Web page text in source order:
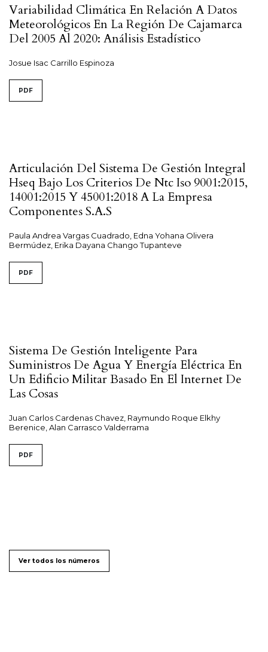
Variabilidad Climática En Relación A Datos
Meteorológicos En La Región De Cajamarca
Del 2005 Al 2020: Análisis Estadístico
Josue Isac Carrillo Espinoza
PDF
Articulación Del Sistema De Gestión Integral
Hseq Bajo Los Criterios De Ntc Iso 9001:2015,
14001:2015 Y 45001:2018 A La Empresa
Componentes S.A.S
Paula Andrea Vargas Cuadrado, Edna Yohana Olivera
Bermúdez, Erika Dayana Chango Tupanteve
PDF
Sistema De Gestión Inteligente Para
Suministros De Agua Y Energía Eléctrica En
Un Edificio Militar Basado En El Internet De
Las Cosas
Juan Carlos Cardenas Chavez, Raymundo Roque Elkhy
Berenice, Alan Carrasco Valderrama
PDF
Ver todos los números